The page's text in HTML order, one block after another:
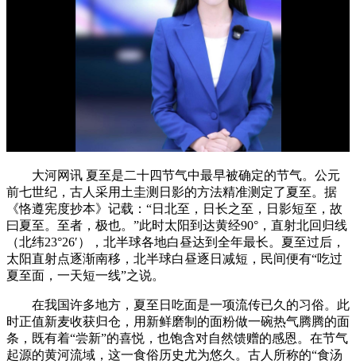
大河网讯 夏至是二十四节气中最早被确定的节气。公元
前七世纪，古人采用土圭测日影的方法精准测定了夏至。据
《恪遵宪度抄本》记载：“日北至，日长之至，日影短至，故
曰夏至。至者，极也。”此时太阳到达黄经90°，直射北回归线
（北纬23°26′），北半球各地白昼达到全年最长。夏至过后，
太阳直射点逐渐南移，北半球白昼逐日减短，民间便有“吃过
夏至面，一天短一线”之说。
在我国许多地方，夏至日吃面是一项流传已久的习俗。此
时正值新麦收获归仓，用新鲜磨制的面粉做一碗热气腾腾的面
条，既有着“尝新”的喜悦，也饱含对自然馈赠的感恩。在节气
起源的黄河流域，这一食俗历史尤为悠久。古人所称的“食汤